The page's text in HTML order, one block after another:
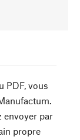
PDF, vous
envoyer par
propre